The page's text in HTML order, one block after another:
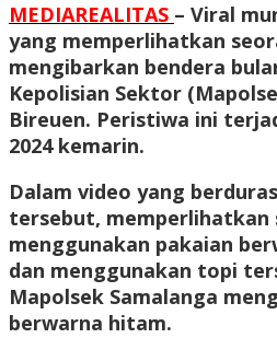
MEDIAREALITAS – Viral
yang memperlihatkan
mengibarkan bendera
Kepolisian Sektor
Bireuen. Peristiwa ini
2024 kemarin.
Dalam video yang
tersebut, memperlihatkan
menggunakan pakaian
dan menggunakan topi
Mapolsek Samalanga
berwarna hitam.